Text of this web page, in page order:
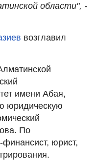
области", -
возглавил
имени Абая,
юридическую
По
финансист, юрист,